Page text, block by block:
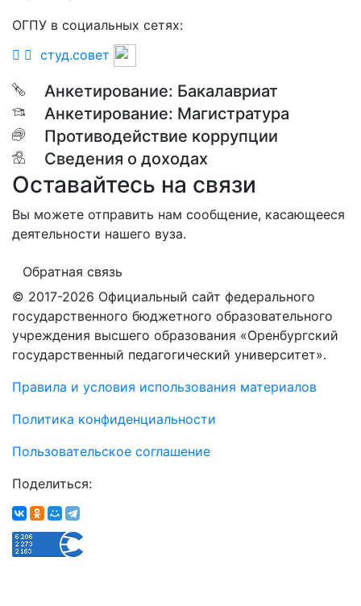
ОГПУ в социальных сетях:
студ.совет
Анкетирование: Бакалавриат
Анкетирование: Магистратура
Противодействие коррупции
Сведения о доходах
Оставайтесь на связи
Вы можете отправить нам сообщение, касающееся
деятельности нашего вуза.
Обратная связь
© 2017-2026 Официальный сайт федерального
государственного бюджетного образовательного
учреждения высшего образования «Оренбургский
государственный педагогический университет».
Правила и условия использования материалов
Политика конфиденциальности
Пользовательское соглашение
Поделиться: